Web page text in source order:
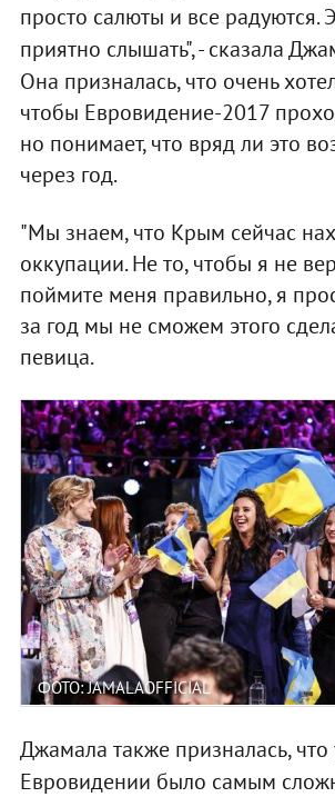
просто салюты и все радуются.
приятно слышать", - сказала
Она призналась, что очень
чтобы Евровидение-2017
но понимает, что вряд ли это
через год.
"Мы знаем, что Крым сейчас
оккупации. Не то, чтобы я не
поймите меня правильно, я
за год мы не сможем этого
певица.
ФОТО: JAMALAOFFICIAL
Джамала также призналась, что
Евровидении было самым